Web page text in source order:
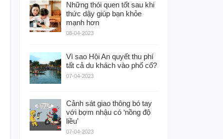
Những thói quen tốt sau khi
thức dậy giúp bạn khỏe
mạnh hơn
08-04-2023
Vì sao Hội An quyết thu phí
tất cả du khách vào phố cổ?
07-04-2023
Cảnh sát giao thông bó tay
với bợm nhậu có ‘nồng độ
liều’
07-04-2023